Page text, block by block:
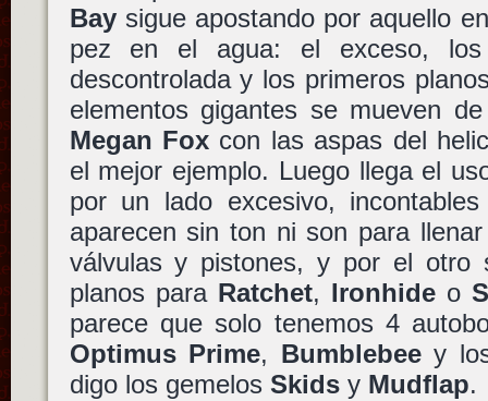
Baysigue apostando por aquello
pez en el agua: el exceso, los
descontrolada y los primeros
elementos gigantes se mueven
Megan Foxcon las aspas del
el mejor ejemplo. Luego llega el
por un lado excesivo,
aparecen sin ton ni son para
válvulas y pistones, y por el otro
planos para Ratchet, Ironhideo
parece que solo tenemos 4
Optimus Prime, Bumblebeey
digo los gemelos Skidsy Mudflap.